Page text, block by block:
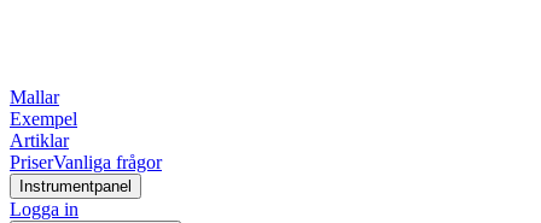
Mallar
Exempel
Artiklar
PriserVanliga frågor
Instrumentpanel
Logga in